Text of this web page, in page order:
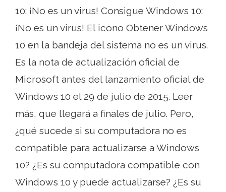
10: ¡No es un virus! Consigue Windows 10:
¡No es un virus! El icono Obtener Windows
10 en la bandeja del sistema no es un virus.
Es la nota de actualización oficial de
Microsoft antes del lanzamiento oficial de
Windows 10 el 29 de julio de 2015. Leer
más, que llegará a finales de julio. Pero,
¿qué sucede si su computadora no es
compatible para actualizarse a Windows
10? ¿Es su computadora compatible con
Windows 10 y puede actualizarse? ¿Es su